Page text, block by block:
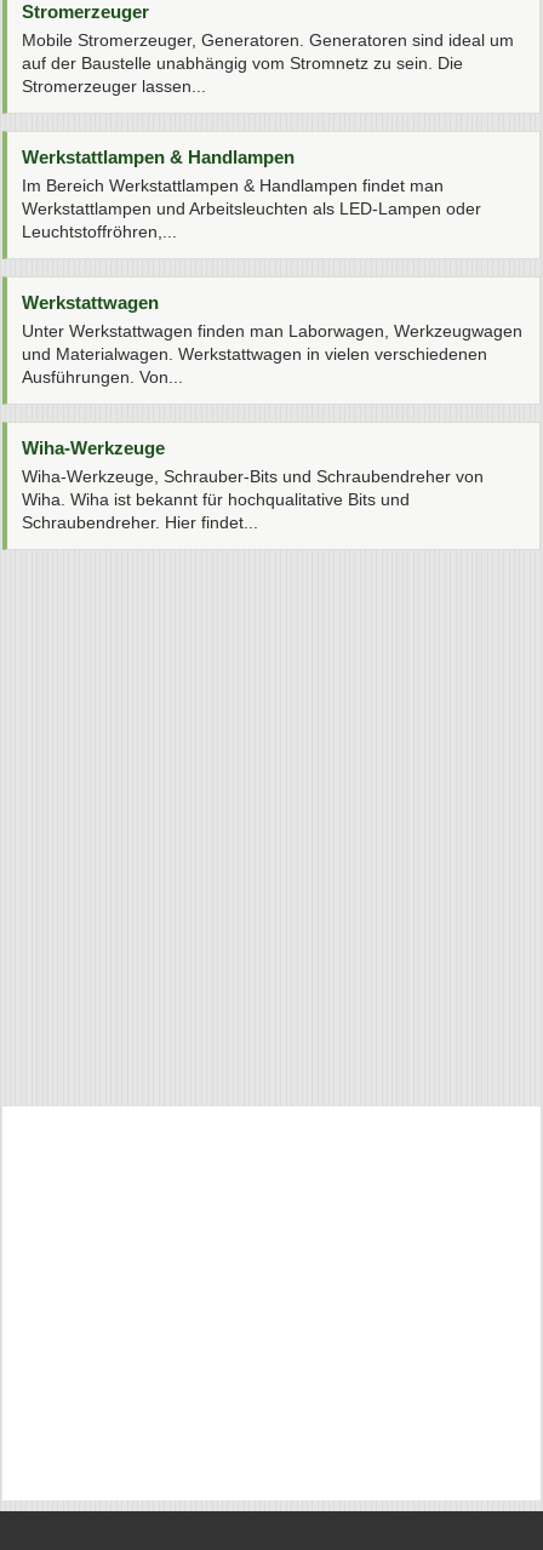
Stromerzeuger
Mobile Stromerzeuger, Generatoren. Generatoren sind ideal um
auf der Baustelle unabhängig vom Stromnetz zu sein. Die
Stromerzeuger lassen...
Werkstattlampen & Handlampen
Im Bereich Werkstattlampen & Handlampen findet man
Werkstattlampen und Arbeitsleuchten als LED-Lampen oder
Leuchtstoffröhren,...
Werkstattwagen
Unter Werkstattwagen finden man Laborwagen, Werkzeugwagen
und Materialwagen. Werkstattwagen in vielen verschiedenen
Ausführungen. Von...
Wiha-Werkzeuge
Wiha-Werkzeuge, Schrauber-Bits und Schraubendreher von
Wiha. Wiha ist bekannt für hochqualitative Bits und
Schraubendreher. Hier findet...